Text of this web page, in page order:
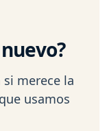
merece la
usamos